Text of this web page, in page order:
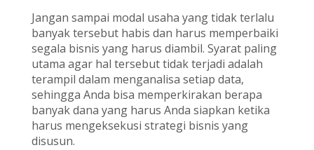
Jangan sampai modal usaha yang tidak terlalu
banyak tersebut habis dan harus memperbaiki
segala bisnis yang harus diambil. Syarat paling
utama agar hal tersebut tidak terjadi adalah
terampil dalam menganalisa setiap data,
sehingga Anda bisa memperkirakan berapa
banyak dana yang harus Anda siapkan ketika
harus mengeksekusi strategi bisnis yang
disusun.